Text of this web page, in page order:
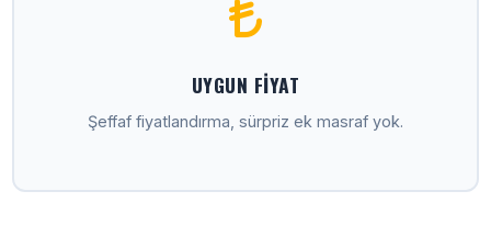
UYGUN FIYAT
Şeffaf fiyatlandırma, sürpriz ek masraf yok.